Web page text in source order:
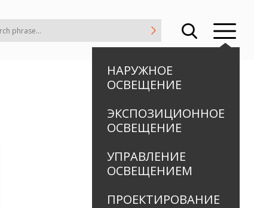
НАРУЖНОЕ
ОСВЕЩЕНИЕ
ЭКСПОЗИЦИОННОЕ
ОСВЕЩЕНИЕ
УПРАВЛЕНИЕ
ОСВЕЩЕНИЕМ
ПРОЕКТИРОВАНИЕ